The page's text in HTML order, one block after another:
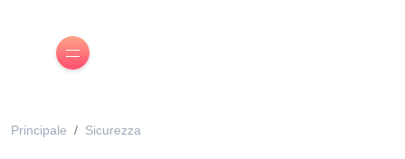
Principale Sicurezza